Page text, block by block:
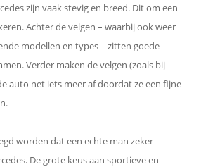
zijn vaak stevig en breed. Dit om een
Achter de velgen – waarbij ook weer
modellen en types – zitten goede
Verder maken de velgen (zoals bij
auto net iets meer af doordat ze een fijne
worden dat een echte man zeker
De grote keus aan sportieve en